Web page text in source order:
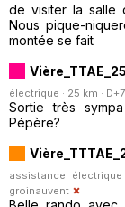
de visiter la salle
Nous pique-
montée se fait
électrique · 25 km ·
Sortie très
Pépère?
assistance
groinauvent